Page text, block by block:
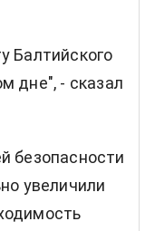
Балтийского
дне", - сказал
безопасности
увеличили